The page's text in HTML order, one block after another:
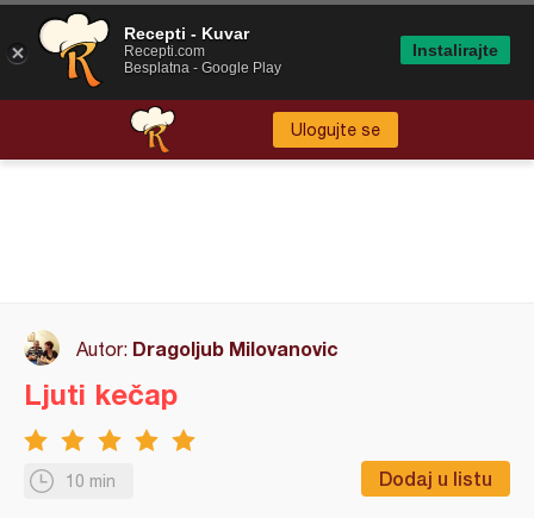
Ulogujte se
Autor: Dragoljub Milovanovic
10 min Dodaj u listu
Ljuti kečap
Recepti - Kuvar
Recepti.com
Besplatna - Google Play
Instalirajte